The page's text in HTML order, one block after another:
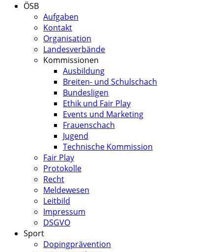
ÖSB
Aufgaben
Kontakt
Organisation
Landesverbände
Kommissionen
Ausbildung
Breiten- und Schulschach
Bundesligen
Ethik und Fair Play
Events und Marketing
Frauenschach
Jugend
Technische Kommission
Fair Play
Protokolle
Recht
Meldewesen
Leitbild
Impressum
DSGVO
Sport
Dopingprävention